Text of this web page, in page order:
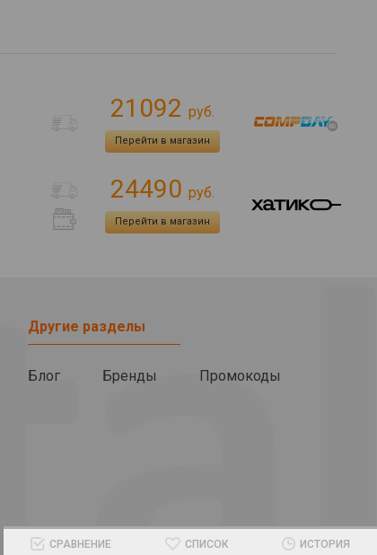
21092 руб.
Перейти в магазин
24490 руб.
Перейти в магазин
Другие разделы
Блог Бренды Промокоды
СРАВНЕНИЕ СПИСОК ИСТОРИЯ